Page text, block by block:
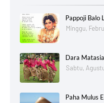
Pappoji Balo
Minggu,
Dara
Sabtu,
Paha Mulus